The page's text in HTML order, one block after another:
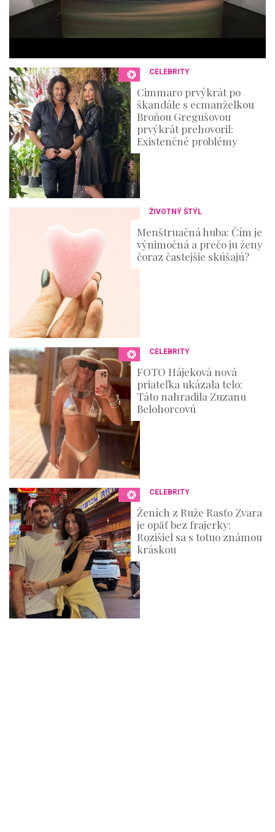
6
d
s
CELEBRITY
Cimmaro prvýkrát po
škandále s ecmanželkou
Broňou Gregušovou
prvýkrát prehovoril:
Existenčné problémy
ŽIVOTNÝ ŠTÝL
Menštruačná huba: Čím je
výnimočná a prečo ju ženy
čoraz častejšie skúšajú?
CELEBRITY
FOTO Hájeková nová
priateľka ukázala telo:
Táto nahradila Zuzanu
Belohorcovú
CELEBRITY
Ženích z Ruže Rasťo Zvara
je opäť bez frajerky:
Rozišiel sa s totuo známou
kráskou